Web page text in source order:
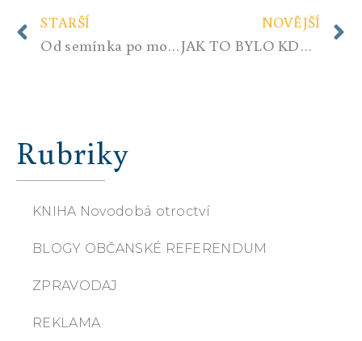
STARŠÍ
Od semínka po mohutný strom.
NOVĚJŠÍ
JAK TO BYLO KDYSI S TÍM NĚMCEM, ANEB VŠE UŽ BYLO ŘEČENO…???
Rubriky
KNIHA Novodobá otroctví
BLOGY OBČANSKÉ REFERENDUM
ZPRAVODAJ
REKLAMA